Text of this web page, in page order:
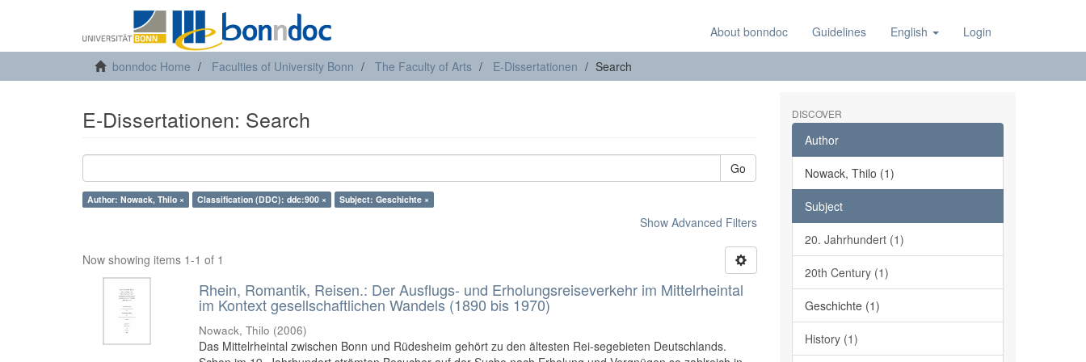
About bonndoc Guidelines English Login
bonndoc Home Faculties of University Bonn The Faculty of Arts E-Dissertationen Search
E-Dissertationen: Search
Go
Author: Nowack, Thilo × Classification (DDC): ddc:900 × Subject: Geschichte ×
Show Advanced Filters
Now showing items 1-1 of 1
Rhein, Romantik, Reisen.: Der Ausflugs- und Erholungsreiseverkehr im Mittelrheintal
im Kontext gesellschaftlichen Wandels (1890 bis 1970)
Nowack, Thilo (2006)
Das Mittelrheintal zwischen Bonn und Rüdesheim gehört zu den ältesten Rei-segebieten Deutschlands.
DISCOVER
Author
Nowack, Thilo (1)
Subject
20. Jahrhundert (1)
20th Century (1)
Geschichte (1)
History (1)